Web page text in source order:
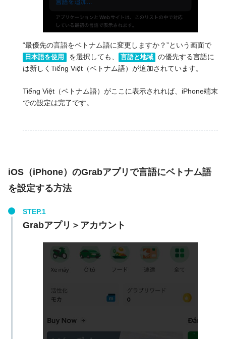
“最優先の言語をベトナム語に変更しますか？”という画面で
日本語を使用 を選択しても、 言語と地域
の優先する言語に
は新しくTiếng Việt（ベトナム語）が追加されています。
Tiếng Việt（ベトナム語）がここに表示されれば、iPhone端末
での設定は完了です。
iOS（iPhone）のGrabアプリで言語にベトナム語
を設定する方法
Grabアプリ＞アカウント